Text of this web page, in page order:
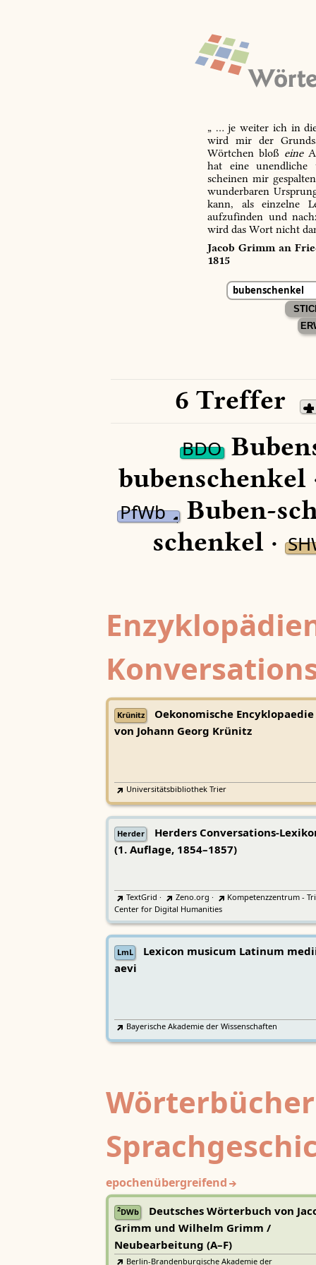
„ … je weiter ich in
wird mir der
Wörtchen bloß eine
hat eine unendliche
scheinen mir
wunderbaren
kann, als einzelne
aufzufinden und
wird das Wort nicht
Jacob Grimm an
1815
6 Treffer
BDO
bubenschenkel
PfWb Buben-
schenkel ·
Krünitz
Oekonomische Encyklopaedie
von Johann Georg Krünitz
Universitätsbibliothek Trier
Herder
Herders Conversations-
(1. Auflage, 1854–1857)
TextGrid · Zeno.org ·
Kompetenzzentrum -
Center for Digital Humanities
LmL
Lexicon musicum Latinum
aevi
Bayerische Akademie der Wissenschaften
epochenübergreifend
2DWb
Deutsches Wörterbuch von
Grimm und Wilhelm Grimm /
Neubearbeitung (A–F)
Berlin-Brandenburgische Akademie der